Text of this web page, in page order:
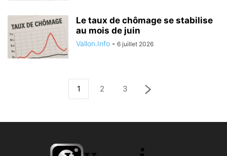
Le taux de chômage se stabilise
au mois de juin
Vallon.Info - 6 juillet 2026
1 2 3